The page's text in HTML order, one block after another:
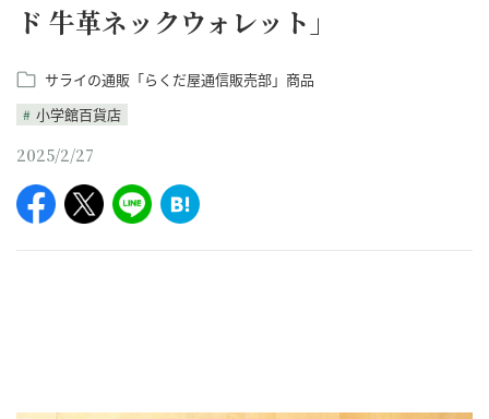
ド 牛革ネックウォレット」
サライの通販「らくだ屋通信販売部」商品
小学館百貨店
2025/2/27